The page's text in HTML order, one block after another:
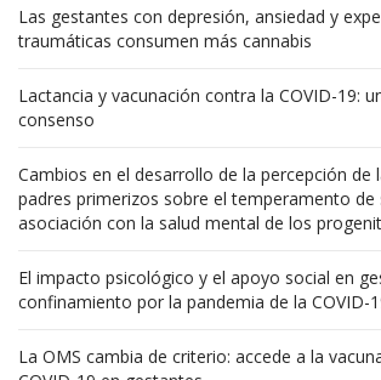
Las gestantes con depresión, ansiedad y
traumáticas consumen más cannabis
Lactancia y vacunación contra la COVID-19:
consenso
Cambios en el desarrollo de la percepción de
padres primerizos sobre el temperamento de
asociación con la salud mental de los
El impacto psicológico y el apoyo social en
confinamiento por la pandemia de la COVID-
La OMS cambia de criterio: accede a la